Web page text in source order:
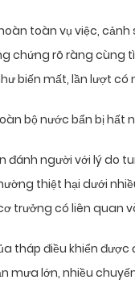
toàn vụ việc,
chứng rõ ràng cùng
biến mất, lần lượt
bộ nước bẩn bị hất
đánh người với lý do
thiệt hại dưới
trưởng có liên quan
tháp điều khiển
mưa lớn, nhiều